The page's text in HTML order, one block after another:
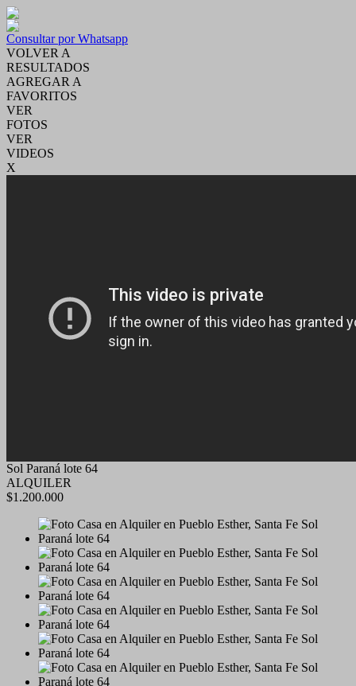
Consultar por Whatsapp
VOLVER A
RESULTADOS
AGREGAR A
FAVORITOS
VER
FOTOS
VER
VIDEOS
X
Sol Paraná lote 64
ALQUILER
$1.200.000